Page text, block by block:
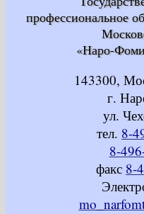
профессиональное
«Наро-
143300,
г.
ул.
тел. 8-
8-
факс 8-